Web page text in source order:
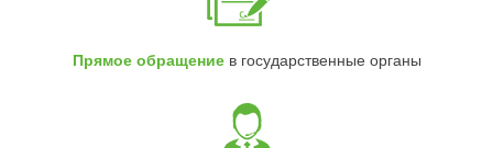
Прямое обращениев государственные органы